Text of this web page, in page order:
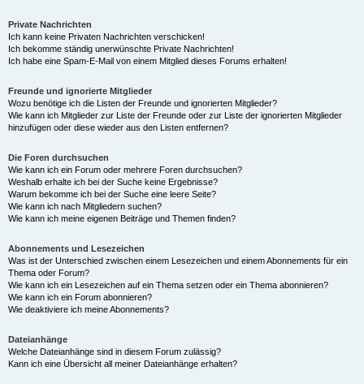
Private Nachrichten
Ich kann keine Privaten Nachrichten verschicken!
Ich bekomme ständig unerwünschte Private Nachrichten!
Ich habe eine Spam-E-Mail von einem Mitglied dieses Forums erhalten!
Freunde und ignorierte Mitglieder
Wozu benötige ich die Listen der Freunde und ignorierten Mitglieder?
Wie kann ich Mitglieder zur Liste der Freunde oder zur Liste der ignorierten Mitglieder
hinzufügen oder diese wieder aus den Listen entfernen?
Die Foren durchsuchen
Wie kann ich ein Forum oder mehrere Foren durchsuchen?
Weshalb erhalte ich bei der Suche keine Ergebnisse?
Warum bekomme ich bei der Suche eine leere Seite?
Wie kann ich nach Mitgliedern suchen?
Wie kann ich meine eigenen Beiträge und Themen finden?
Abonnements und Lesezeichen
Was ist der Unterschied zwischen einem Lesezeichen und einem Abonnements für ein
Thema oder Forum?
Wie kann ich ein Lesezeichen auf ein Thema setzen oder ein Thema abonnieren?
Wie kann ich ein Forum abonnieren?
Wie deaktiviere ich meine Abonnements?
Dateianhänge
Welche Dateianhänge sind in diesem Forum zulässig?
Kann ich eine Übersicht all meiner Dateianhänge erhalten?